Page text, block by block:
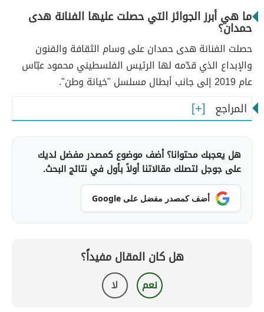
ما هي أبرز الجوائز التي حصلت عليها الفنانة هدى
حمدان؟
حصلت الفنانة هدى حمدان على وسام الثقافة والفنون
والإبداع الذي قدّمه لها الرئيس الفلسطيني محمود عبّاس
عام 2019 إلى جانب أبطال مسلسل "خيانة وطن".
المراجع
هل يعجبك محتوانا؟ أضف موضوع كمصدر مفضل لديك
على جوجل لتصلك مقالاتنا أولاً بأول في نتائج البحث.
أضف كمصدر مفضل على Google
هل كان المقال مفيداً؟
نعم لا